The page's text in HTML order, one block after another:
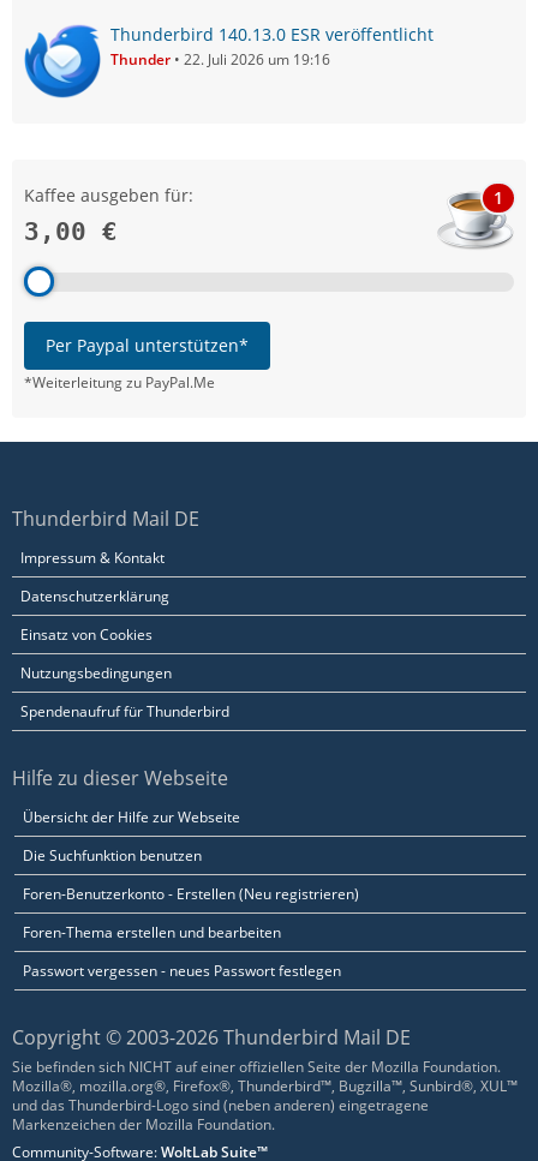
Thunderbird 140.13.0 ESR veröffentlicht
Thunder 22. Juli 2026 um 19:16
Kaffee ausgeben für:
3,00 €
1
Per Paypal unterstützen*
*Weiterleitung zu PayPal.Me
Thunderbird Mail DE
Impressum & Kontakt
Datenschutzerklärung
Einsatz von Cookies
Nutzungsbedingungen
Spendenaufruf für Thunderbird
Hilfe zu dieser Webseite
Übersicht der Hilfe zur Webseite
Die Suchfunktion benutzen
Foren-Benutzerkonto - Erstellen (Neu registrieren)
Foren-Thema erstellen und bearbeiten
Passwort vergessen - neues Passwort festlegen
Copyright © 2003-2026 Thunderbird Mail DE
Sie befinden sich NICHT auf einer offiziellen Seite der Mozilla Foundation.
Mozilla®, mozilla.org®, Firefox®, Thunderbird™, Bugzilla™, Sunbird®, XUL™
und das Thunderbird-Logo sind (neben anderen) eingetragene
Markenzeichen der Mozilla Foundation.
Community-Software:WoltLab Suite™